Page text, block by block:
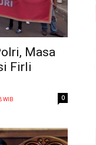
Masa
Firli
WIB 0